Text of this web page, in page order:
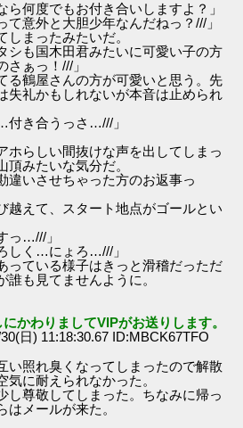
ら何度でもお付き合いしますよ？」
て意外と大胆少年なんだねっ？///」
まったみたいだ。
シも国木田君みたいに可愛い子の方
ぁっ！///」
る鶴屋さんの方が可愛いと思う。先
失礼かもしれないが本音は止められ
付き合うっさ…///」
ホらしい間抜けな声を出してしまっ
頂みたいな気分だ。
違いさせちゃった方のお返事っ
越えて、スタート地点がゴールとい
っ…///」
しく…にょろ…///」
っている様子はきっと滑稽だっただ
も見てませんように。
かわりましてVIPがお送りします。
日) 11:18:30.67 ID:MBCK67TFO
い照れ臭くなってしまったので解散
気に耐えられなかった。
し尊敬してしまった。ちなみに帰っ
はメールが来た。